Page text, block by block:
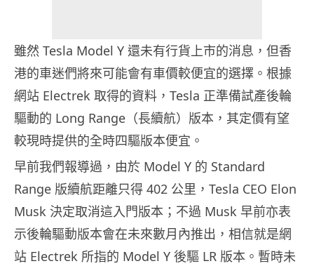
雖然 Tesla Model Y 還未有行貨上市的消息，但香
港的車迷們將來可能會有車價較便宜的選擇。根據
網站 Electrek 取得的資料，Tesla 正準備試產後輪
驅動的 Long Range（長續航）版本，其定價有望
較現時提供的全時四驅版本便宜。
早前我們報導過，由於 Model Y 的 Standard
Range 版續航距離只得 402 公里，Tesla CEO Elon
Musk 決定取消這入門版本；不過 Musk 早前亦表
示後輪驅動版本會在未來數月內推出，相信就是網
站 Electrek 所指的 Model Y 後驅 LR 版本。暫時未